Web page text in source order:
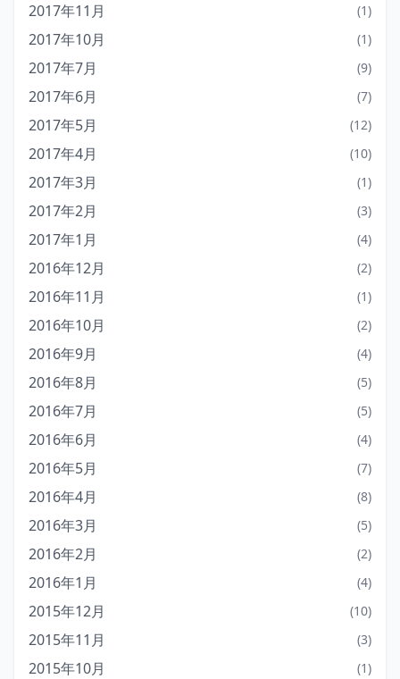
2017年11月 (1)
2017年10月 (1)
2017年7月 (9)
2017年6月 (7)
2017年5月 (12)
2017年4月 (10)
2017年3月 (1)
2017年2月 (3)
2017年1月 (4)
2016年12月 (2)
2016年11月 (1)
2016年10月 (2)
2016年9月 (4)
2016年8月 (5)
2016年7月 (5)
2016年6月 (4)
2016年5月 (7)
2016年4月 (8)
2016年3月 (5)
2016年2月 (2)
2016年1月 (4)
2015年12月 (10)
2015年11月 (3)
2015年10月 (1)